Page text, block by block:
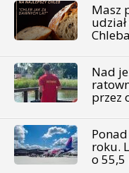
Masz
Nad
przez
roku.
o